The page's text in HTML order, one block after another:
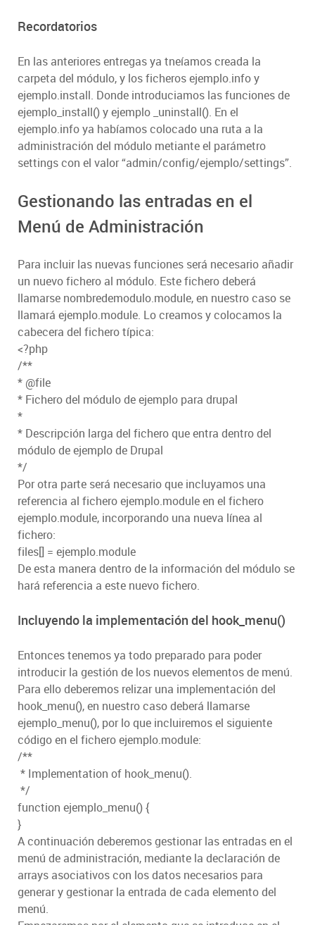
Recordatorios
En las anteriores entregas ya tneíamos creada la
carpeta del módulo, y los ficheros ejemplo.info y
ejemplo.install. Donde introduciamos las funciones de
ejemplo_install() y ejemplo _uninstall(). En el
ejemplo.info ya habíamos colocado una ruta a la
administración del módulo metiante el parámetro
settings con el valor “admin/config/ejemplo/settings”.
Gestionando las entradas en el
Menú de Administración
Para incluir las nuevas funciones será necesario añadir
un nuevo fichero al módulo. Este fichero deberá
llamarse nombredemodulo.module, en nuestro caso se
llamará ejemplo.module. Lo creamos y colocamos la
cabecera del fichero típica:
<?php
/**
* @file
* Fichero del módulo de ejemplo para drupal
*
* Descripción larga del fichero que entra dentro del
módulo de ejemplo de Drupal
*/
Por otra parte será necesario que incluyamos una
referencia al fichero ejemplo.module en el fichero
ejemplo.module, incorporando una nueva línea al
fichero:
files[] = ejemplo.module
De esta manera dentro de la información del módulo se
hará referencia a este nuevo fichero.
Incluyendo la implementación del hook_menu()
Entonces tenemos ya todo preparado para poder
introducir la gestión de los nuevos elementos de menú.
Para ello deberemos relizar una implementación del
hook_menu(), en nuestro caso deberá llamarse
ejemplo_menu(), por lo que incluiremos el siguiente
código en el fichero ejemplo.module:
/**
* Implementation of hook_menu().
*/
function ejemplo_menu() {
}
A continuación deberemos gestionar las entradas en el
menú de administración, mediante la declaración de
arrays asociativos con los datos necesarios para
generar y gestionar la entrada de cada elemento del
menú.